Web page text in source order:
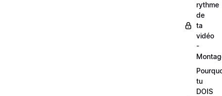
rythme
de
ta
vidéo
-
tu
DOIS